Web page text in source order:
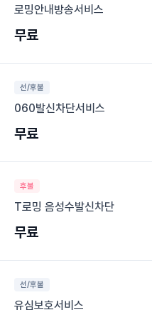
로밍안내방송서비스
무료
선/후불
060발신차단서비스
무료
후불
T로밍 음성수발신차단
무료
선/후불
유심보호서비스